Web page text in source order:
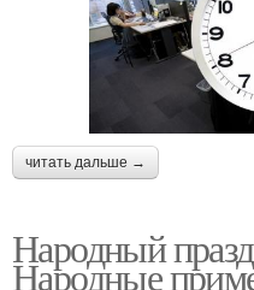
читать дальше →
Народный
Народные